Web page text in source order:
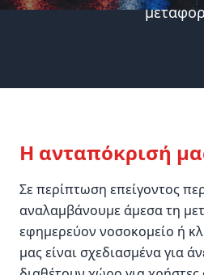
Η ανταπόκρισή
Σε περίπτωση επείγοντος
αναλαμβάνουμε άμεσα τη
εφημερεύον νοσοκομείο ή
μας είναι σχεδιασμένα για